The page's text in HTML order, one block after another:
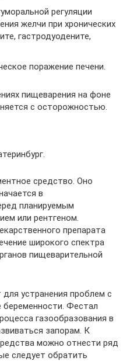
регуляции
желчи при хронических
гастродуодените,
поражение печени.
пищеварения на фоне
с осторожностью.
средство. Оно
в
планируемым
или рентгеном.
препарата
широкого спектра
пищеварительной
устранения проблем с
Фестал
газообразования в
запорам. К
можно отнести ряд
следует обратить